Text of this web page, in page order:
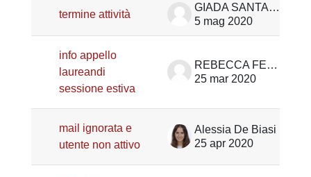
termine attività
GIADA SANTAROSSA
5 mag 2020
info appello
laureandi
sessione estiva
REBECCA FERRON
25 mar 2020
mail ignorata e
utente non attivo
Alessia De Biasi
25 apr 2020